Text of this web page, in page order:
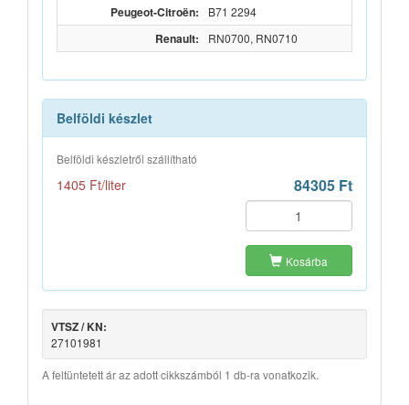
Peugeot-Citroën: B71 2294
Renault: RN0700, RN0710
Belföldi készlet
Belföldi készletről szállítható
1405 Ft/liter 84305 Ft
Kosárba
VTSZ / KN:
27101981
A feltüntetett ár az adott cikkszámból 1 db-ra vonatkozik.